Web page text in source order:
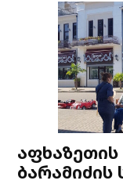
ბარამიძის